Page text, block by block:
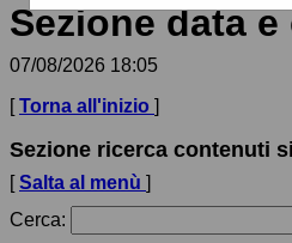
Sezione data
07/08/2026 18:05
[Torna all'inizio ]
Sezione ricerca contenuti
[Salta al menù ]
Cerca: